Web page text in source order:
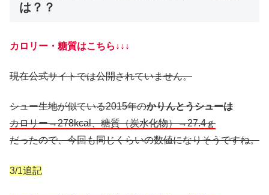
は？？
カロリー・糖質はこちら↓↓↓
現在公式サイトでは公開されていません。
シュー生地が似ている2015年のかりんとうシューは
カロリー→278kcal、糖質（炭水化物）→27.4ｇ
だったので、今回も同じくらいの数値になりそうですね。
3/1追記